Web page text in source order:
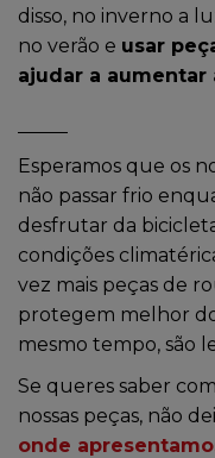
disso, no inverno a
no verão e usar
ajudar a aumentar
Esperamos que os
não passar frio
desfrutar da
condições
vez mais peças de
protegem melhor
mesmo tempo, são
Se queres saber
nossas peças, não
onde